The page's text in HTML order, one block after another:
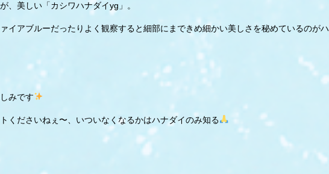
、美しい「カシワハナダイyg」。
イアブルーだったりよく観察すると細部にまできめ細かい美しさを秘めているのが
みです
くださいねぇ〜、いついなくなるかはハナダイのみ知る